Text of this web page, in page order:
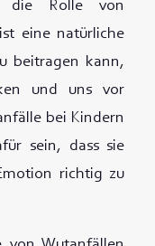
die Rolle von
eine natürliche
beitragen kann,
und uns vor
bei Kindern
sein, dass sie
richtig zu